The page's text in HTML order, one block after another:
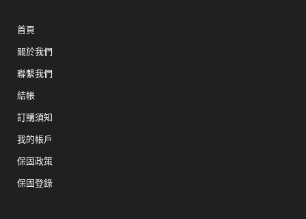
首頁
關於我們
聯繫我們
結帳
訂購須知
我的帳戶
保固政策
保固登錄